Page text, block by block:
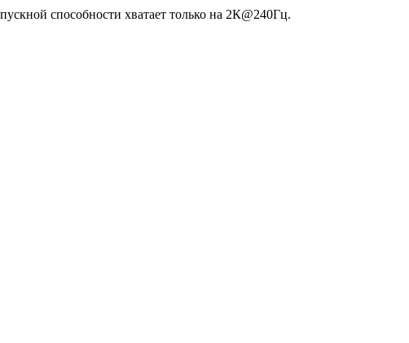
способности хватает только на 2К@240Гц.